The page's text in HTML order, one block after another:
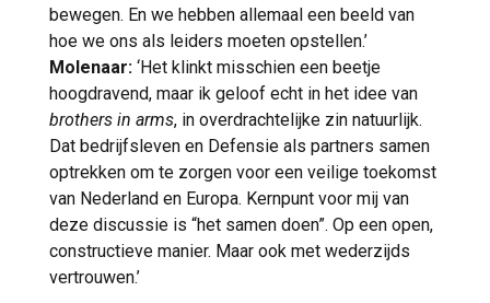
bewegen. En we hebben allemaal een beeld van
hoe we ons als leiders moeten opstellen.’
Molenaar: ‘Het klinkt misschien een beetje
hoogdravend, maar ik geloof echt in het idee van
brothers in arms, in overdrachtelijke zin natuurlijk.
Dat bedrijfsleven en Defensie als partners samen
optrekken om te zorgen voor een veilige toekomst
van Nederland en Europa. Kernpunt voor mij van
deze discussie is “het samen doen”. Op een open,
constructieve manier. Maar ook met wederzijds
vertrouwen.’